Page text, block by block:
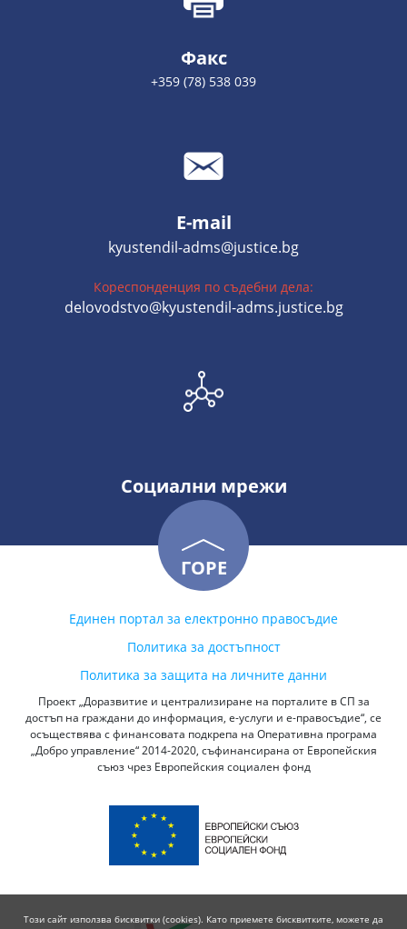
Факс
+359 (78) 538 039
E-mail
kyustendil-adms@justice.bg
Кореспонденция по съдебни дела:
delovodstvo@kyustendil-adms.justice.bg
Социални мрежи
ГОРЕ
Единен портал за електронно правосъдие
Политика за достъпност
Политика за защита на личните данни
Проект „Доразвитие и централизиране на порталите в СП за
достъп на граждани до информация, е-услуги и е-правосъдие“, се
осъществява с финансовата подкрепа на Оперативна програма
„Добро управление“ 2014-2020, съфинансирана от Европейския
съюз чрез Европейския социален фонд
Този сайт използва бисквитки (cookies). Като приемете бисквитките, можете да